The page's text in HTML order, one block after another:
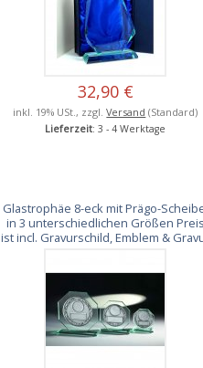
32,90 €
inkl. 19% USt., zzgl.Versand (Standard)
Lieferzeit: 3 - 4 Werktage
Glastrophäe 8-eck mit Prägo-
in 3 unterschiedlichen Größen
ist incl. Gravurschild, Emblem &